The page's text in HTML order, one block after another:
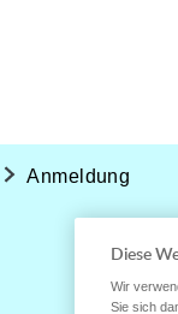
Anmeldung
Diese
Wir
Sie sich